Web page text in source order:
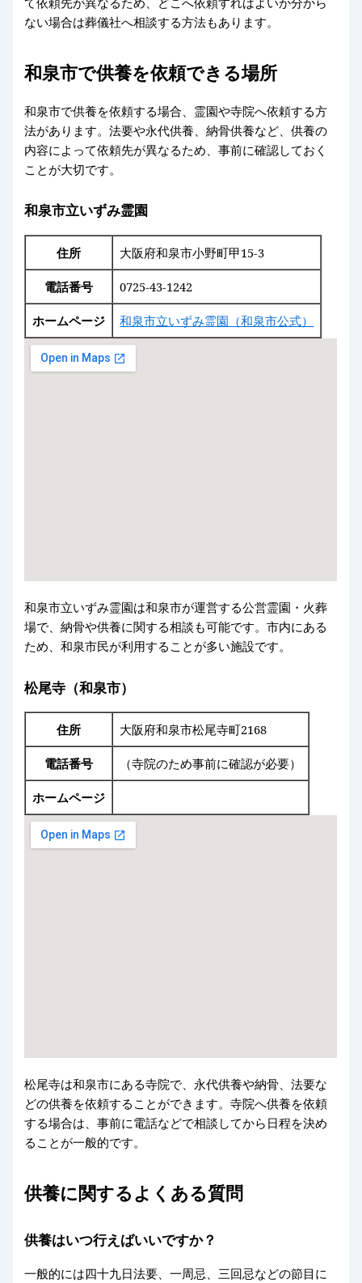
ない場合は葬儀社へ相談する方法もあります。
和泉市で供養を依頼できる場所
和泉市で供養を依頼する場合、霊園や寺院へ依頼する方
法があります。法要や永代供養、納骨供養など、供養の
内容によって依頼先が異なるため、事前に確認しておく
ことが大切です。
和泉市立いずみ霊園
住所 大阪府和泉市小野町甲15-3
電話番号 0725-43-1242
ホームページ 和泉市立いずみ霊園（和泉市公式）
和泉市立いずみ霊園は和泉市が運営する公営霊園・火葬
場で、納骨や供養に関する相談も可能です。市内にある
ため、和泉市民が利用することが多い施設です。
松尾寺（和泉市）
住所 大阪府和泉市松尾寺町2168
電話番号 （寺院のため事前に確認が必要）
ホームページ
松尾寺は和泉市にある寺院で、永代供養や納骨、法要な
どの供養を依頼することができます。寺院へ供養を依頼
する場合は、事前に電話などで相談してから日程を決め
ることが一般的です。
供養に関するよくある質問
供養はいつ行えばいいですか？
一般的には四十九日法要、一周忌、三回忌などの節目に